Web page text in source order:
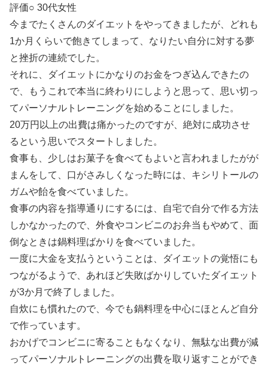
評価○ 30代女性
今までたくさんのダイエットをやってきましたが、どれも
1か月くらいで飽きてしまって、なりたい自分に対する夢
と挫折の連続でした。
それに、ダイエットにかなりのお金をつぎ込んできたの
で、もうこれで本当に終わりにしようと思って、思い切っ
てパーソナルトレーニングを始めることにしました。
20万円以上の出費は痛かったのですが、絶対に成功させ
るという思いでスタートしました。
食事も、少しはお菓子を食べてもよいと言われましたがが
まんをして、口がさみしくなった時には、キシリトールの
ガムや飴を食べていました。
食事の内容を指導通りにするには、自宅で自分で作る方法
しかなかったので、外食やコンビニのお弁当もやめて、面
倒なときは鍋料理ばかりを食べていました。
一度に大金を支払うということは、ダイエットの覚悟にも
つながるようで、あれほど失敗ばかりしていたダイエット
が3か月で終了しました。
自炊にも慣れたので、今でも鍋料理を中心にほとんど自分
で作っています。
おかげでコンビニに寄ることもなくなり、無駄な出費が減
ってパーソナルトレーニングの出費を取り返すことができ